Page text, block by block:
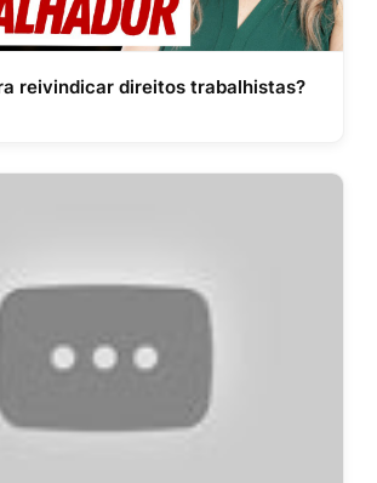
reivindicar direitos trabalhistas?